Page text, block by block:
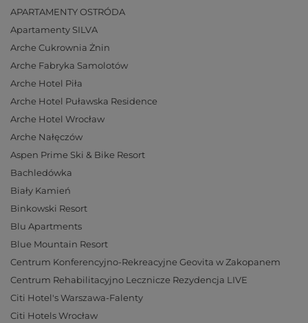
APARTAMENTY OSTRÓDA
Apartamenty SILVA
Arche Cukrownia Żnin
Arche Fabryka Samolotów
Arche Hotel Piła
Arche Hotel Puławska Residence
Arche Hotel Wrocław
Arche Nałęczów
Aspen Prime Ski & Bike Resort
Bachledówka
Biały Kamień
Binkowski Resort
Blu Apartments
Blue Mountain Resort
Centrum Konferencyjno-Rekreacyjne Geovita w Zakopanem
Centrum Rehabilitacyjno Lecznicze Rezydencja LIVE
Citi Hotel's Warszawa-Falenty
Citi Hotels Wrocław